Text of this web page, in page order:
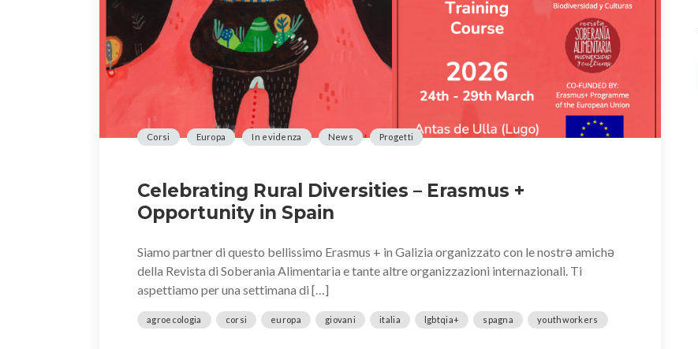
Corsi Europa In evidenza News Progetti
Celebrating Rural Diversities – Erasmus +
Opportunity in Spain
Siamo partner di questo bellissimo Erasmus + in Galizia organizzato con le nostrə amichə
della Revista di Soberania Alimentaria e tante altre organizzazioni internazionali. Ti
aspettiamo per una settimana di […]
agroecologia corsi europa giovani italia lgbtqia+ spagna youthworkers